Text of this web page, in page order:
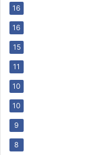
16
16
15
11
10
10
9
8